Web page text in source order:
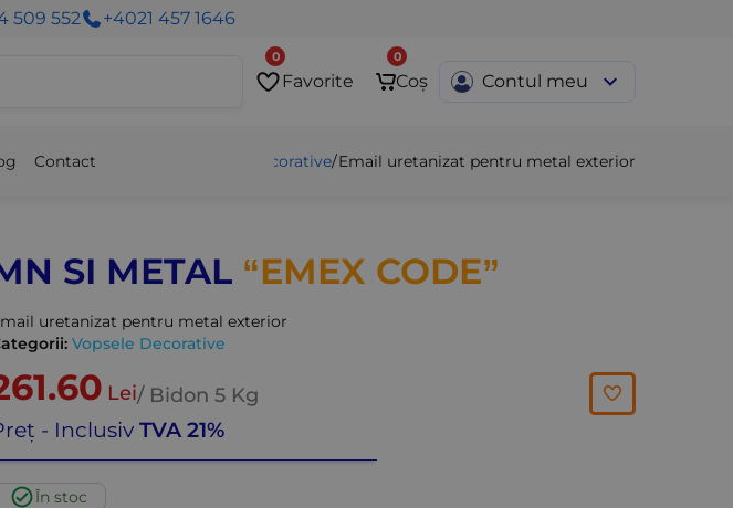
509 552 +4021 457 1646
0
Favorite
0
Coș Contul meu
Contact
Acasă Vopsele Decorative/Email uretanizat pentru metal exterior
SI METAL “EMEX CODE”
uretanizat pentru metal exterior
Vopsele Decorative
Lei/ Bidon 5 Kg
- Inclusiv TVA 21%
În stoc